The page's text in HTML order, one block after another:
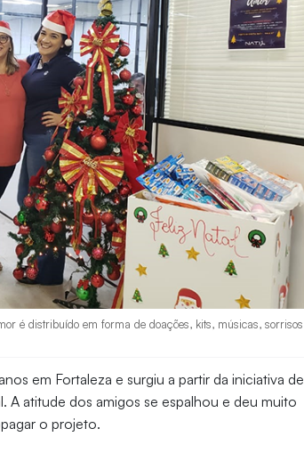
é distribuído em forma de doações, kits, músicas, sorrisos
em Fortaleza e surgiu a partir da iniciativa de
A atitude dos amigos se espalhou e deu muito
o projeto.